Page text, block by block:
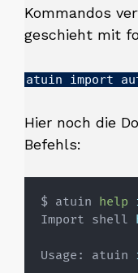
Kommandos
geschieht mit
atuin import
Hier noch die
Befehls:
$ atuin help
Import shell
Usage: atuin